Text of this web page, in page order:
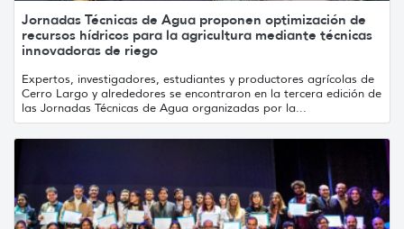
Jornadas Técnicas de Agua proponen optimización de
recursos hídricos para la agricultura mediante técnicas
innovadoras de riego
Expertos, investigadores, estudiantes y productores agrícolas de
Cerro Largo y alrededores se encontraron en la tercera edición de
las Jornadas Técnicas de Agua organizadas por la...